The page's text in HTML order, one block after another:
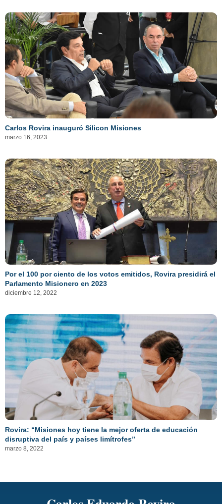
Carlos Rovira inauguró Silicon Misiones
marzo 16, 2023
Por el 100 por ciento de los votos emitidos, Rovira presidirá el
Parlamento Misionero en 2023
diciembre 12, 2022
Rovira: “Misiones hoy tiene la mejor oferta de educación
disruptiva del país y países limítrofes”
marzo 8, 2022